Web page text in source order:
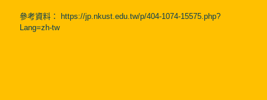
參考資料：
https://jp.nkust.edu.tw/p/404-1074-15575.php?
Lang=zh-tw